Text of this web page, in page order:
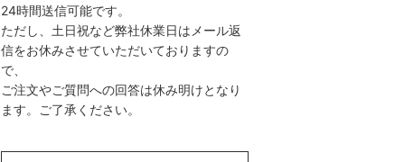
24時間送信可能です。
ただし、土日祝など弊社休業日はメール返
信をお休みさせていただいておりますの
で、
ご注文やご質問への回答は休み明けとなり
ます。ご了承ください。